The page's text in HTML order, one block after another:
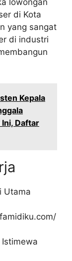
di Kota
yang sangat
di industri
Kepala
Daftar
Utama